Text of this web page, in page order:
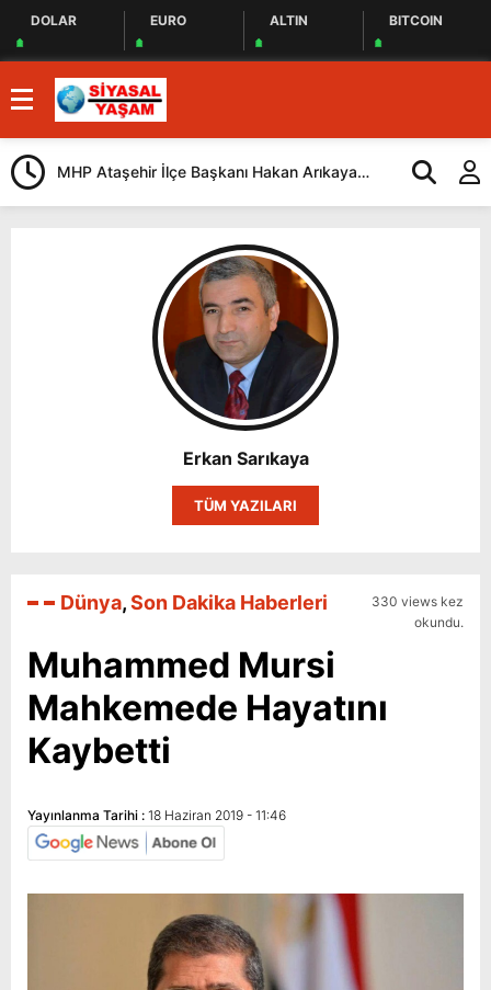
DOLAR EURO ALTIN BITCOIN
MHP Ataşehir İlçe Başkanı Hakan Arıkaya
Güven Tazeledi
Bağımsız
Aydın
Erkan Sarıkaya
TÜM YAZILARI
Dünya,Son Dakika Haberleri
330 views kez
okundu.
Muhammed Mursi
Mahkemede Hayatını
Kaybetti
Yayınlanma Tarihi : 18 Haziran 2019 - 11:46